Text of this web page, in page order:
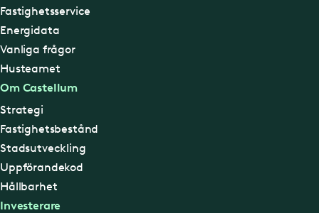
Fastighetsservice
Energidata
Vanliga frågor
Husteamet
Om Castellum
Strategi
Fastighetsbestånd
Stadsutveckling
Uppförandekod
Hållbarhet
Investerare